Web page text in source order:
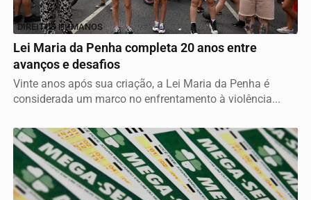
DIREITOS HUMANOS
Lei Maria da Penha completa 20 anos entre
avanços e desafios
Vinte anos após sua criação, a Lei Maria da Penha é
considerada um marco no enfrentamento à violência...